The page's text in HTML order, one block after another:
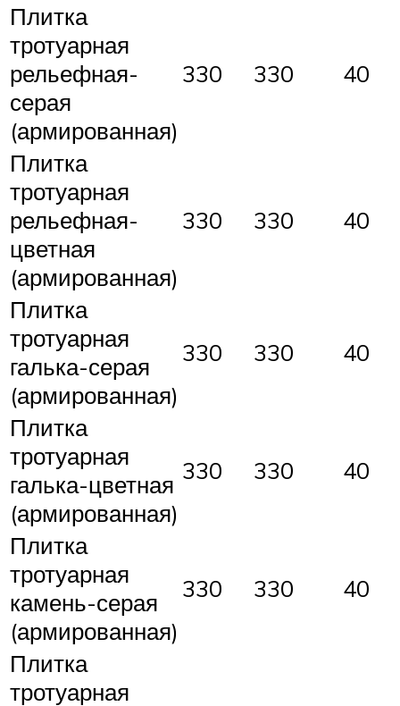
Плитка
тротуарная
рельефная-
серая
(армированная)
330 330 40
Плитка
тротуарная
рельефная-
цветная
(армированная)
330 330 40
Плитка
тротуарная
галька-серая
(армированная)
330 330 40
Плитка
тротуарная
галька-цветная
(армированная)
330 330 40
Плитка
тротуарная
камень-серая
(армированная)
330 330 40
Плитка
тротуарная